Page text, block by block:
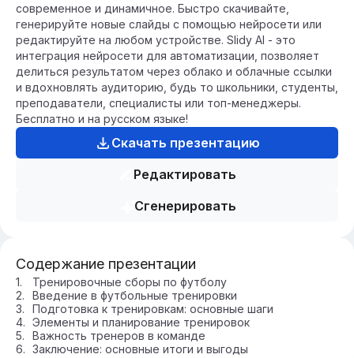
современное и динамичное. Быстро скачивайте,
генерируйте новые слайды с помощью нейросети или
редактируйте на любом устройстве. Slidy AI - это
интеграция нейросети для автоматизации, позволяет
делиться результатом через облако и облачные ссылки
и вдохновлять аудиторию, будь то школьники, студенты,
преподаватели, специалисты или топ-менеджеры.
Бесплатно и на русском языке!
Скачать презентацию
Редактировать
Сгенерировать
Содержание презентации
Тренировочные сборы по футболу
Введение в футбольные тренировки
Подготовка к тренировкам: основные шаги
Элементы и планирование тренировок
Важность тренеров в команде
Заключение: основные итоги и выгоды